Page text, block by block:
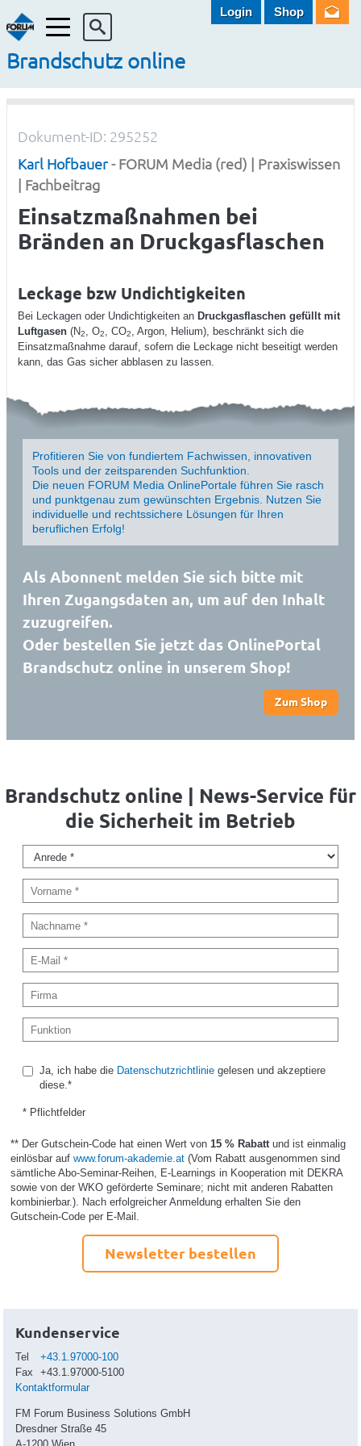
Menü
Brandschutz online
Login Shop
Dokument-ID: 295252
Karl Hofbauer- FORUM Media (red) | Praxiswissen
| Fachbeitrag
Einsatzmaßnahmen bei
Bränden an Druckgasflaschen
Leckage bzw Undichtigkeiten
Bei Leckagen oder Undicht i g k ei ten an Druckgasflaschen gefüllt mit
Luftgasen(N2 , O2 , CO2
, Argon, Helium), beschränkt sich die
Einsatzmaßnahme darauf, sofern die Leckage nicht beseitigt werden
kann, das Gas sicher abblasen zu lassen.
Profitieren Sie von fundiertem Fachwissen, innovativen
Tools und der zeitsparenden Suchfunktion.
Die neuen FORUM Media OnlinePortale führen Sie rasch
und punktgenau zum gewünschten Ergebnis. Nutzen Sie
individuelle und rechtssichere Lösungen für Ihren
beruflichen Erfolg!
Als Abonnent melden Sie sich bitte mit
Ihren Zugangsdaten an, um auf den Inhalt
zuzugreifen.
Oder bestellen Sie jetzt das OnlinePortal
Brandschutz online in unserem Shop!
Zum Shop
Brandschutz online | News-Service für
die Sicherheit im Betrieb
Ja, ich habe die Datenschutzrichtliniegelesen und akzeptiere
diese.*
* Pflichtfelder
** Der Gutschein-Code hat einen Wert von 15 % Rabatt und ist einmalig
einlösbar auf www.forum-akademie.at(Vom Rabatt ausgenommen sind
sämtliche Abo-Seminar-Reihen, E-Learnings in Kooperation mit DEKRA
sowie von der WKO geförderte Seminare; nicht mit anderen Rabatten
kombinierbar.). Nach erfolgreicher Anmeldung erhalten Sie den
Gutschein-Code per E-Mail.
Newsletter bestellen
Kundenservice
Tel
+43.1.97000-100
Fax
+43.1.97000-5100
Kontaktformular
FM Forum Business Solutions GmbH
Dresdner Straße 45